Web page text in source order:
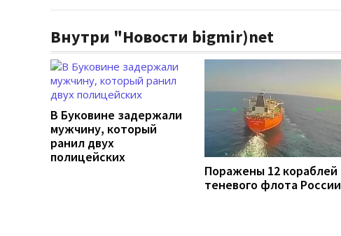
Внутри "Новости bigmir)net
В Буковине задержали
мужчину, который
ранил двух
полицейских
Поражены 12 кораблей
теневого флота России